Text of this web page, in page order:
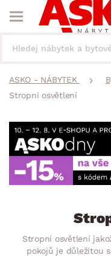
ASKO - NÁBYTEK
Stropní osvětlení
Stropní osvětlení
pokojů je důležitou